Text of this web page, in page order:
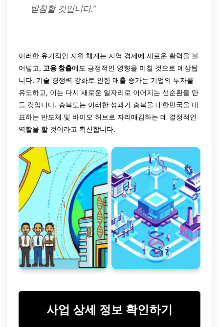
받침할 것입니다.”
이러한 유기적인 지원 체계는 지역 경제에 새로운 활력을 불
어넣고, 고용 창출에도 긍정적인 영향을 미칠 것으로 예상됩
니다. 기술 경쟁력 강화로 인한 매출 증가는 기업의 투자를
유도하고, 이는 다시 새로운 일자리로 이어지는 선순환을 만
들 것입니다. 충북도는 이러한 성과가 충북을 대한민국을 대
표하는 반도체 및 바이오 허브로 자리매김하는 데 결정적인
역할을 할 것이라고 확신합니다.
사업 상세 정보 확인하기